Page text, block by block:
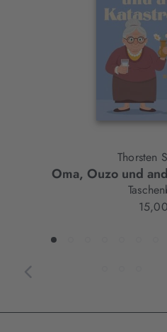
Thorsten
Oma, Ouzo und